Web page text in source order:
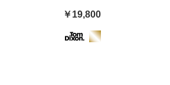
￥19,800